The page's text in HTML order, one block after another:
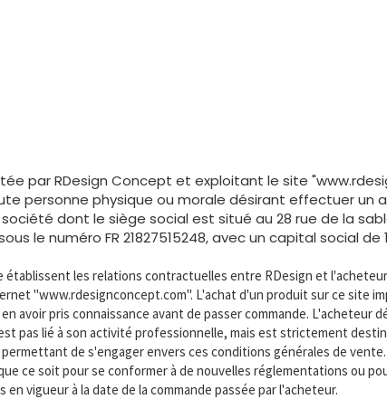
par RDesign Concept et exploitant le site
personne physique ou morale désirant effectuer un
société dont le siège social est situé au 28 rue de la
le numéro FR 21827515248, avec un capital social de
les relations contractuelles entre RDesign et
"www.rdesignconcept.com". L'achat d'un produit sur ce site
avoir pris connaissance avant de passer commande.
pas lié à son activité professionnelle, mais est strictement
de s'engager envers ces conditions générales de
ce soit pour se conformer à de nouvelles réglementations ou
vigueur à la date de la commande passée par l'acheteur.